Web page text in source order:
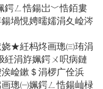
鍔ㄥ悎鍚岀﹀悎銆婁
堝悓娉曘嬬涓夊崄涔
★紝杩炵画璁㈢珛涓
紝涓斿姵鍔ㄨ呮病鏈
崄鏉＄涓椤广佺浜
璁㈠姵鍔ㄥ悎鍚屾椂